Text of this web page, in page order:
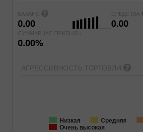
0.00 0.00
0.00%
Низкая Средняя
Очень высокая